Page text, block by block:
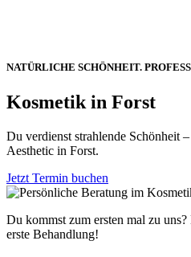
NATÜRLICHE SCHÖNHEIT.
Kosmetik in Forst
Du verdienst strahlende Schönheit
Aesthetic in Forst.
Jetzt Termin buchen
Du kommst zum ersten mal zu
erste Behandlung!